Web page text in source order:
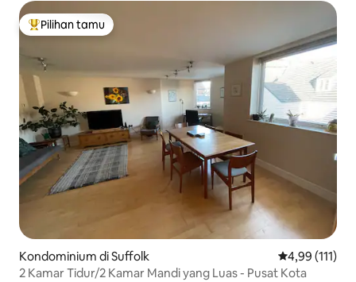
Pilihan tamu terpopuler
Pilihan tamu
Kondominium di Suffolk Nilai rata-rata
4,99 (111)
2 Kamar Tidur/2 Kamar Mandi yang Luas - Pusat Kota